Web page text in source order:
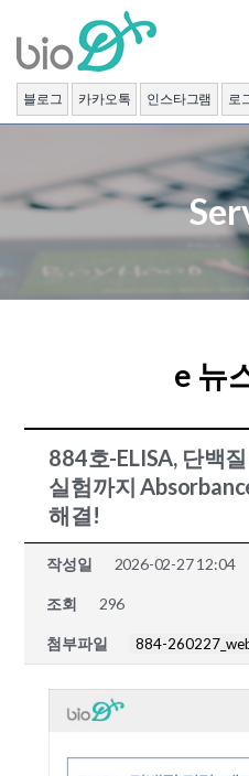
content
블로그 카카오톡 인스타그램 로
e 뉴
884호-ELISA, 단백
실험까지
해결!
작성일 2026-02-27 12:04
조회 296
첨부파일 884-